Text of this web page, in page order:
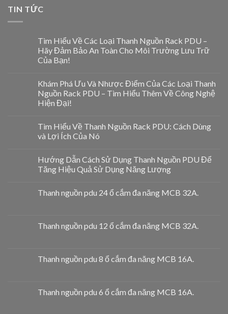
TIN TỨC
Tìm Hiểu Về Các Loại Thanh Nguồn Rack PDU –
Hãy Đảm Bảo An Toàn Cho Môi Trường Lưu Trữ
Của Bạn!
Khám Phá Ưu Và Nhược Điểm Của Các Loại Thanh
Nguồn Rack PDU – Tìm Hiểu Thêm Về Công Nghệ
Hiện Đại!
Tìm Hiểu Về Thanh Nguồn Rack PDU: Cách Dùng
và Lợi Ích Của Nó
Hướng Dẫn Cách Sử Dụng Thanh Nguồn PDU Để
Tăng Hiệu Quả Sử Dụng Năng Lượng
Thanh nguồn pdu 24 ổ cắm đa năng MCB 32A.
Thanh nguồn pdu 12 ổ cắm đa năng MCB 32A.
Thanh nguồn pdu 8 ổ cắm đa năng MCB 16A.
Thanh nguồn pdu 6 ổ cắm đa năng MCB 16A.